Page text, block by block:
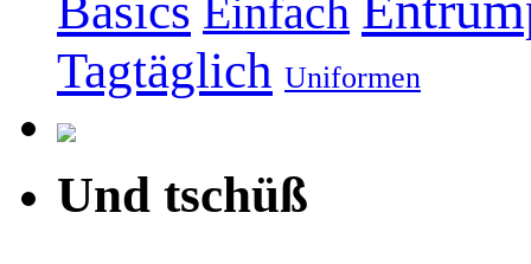
Einfach
Tagtäglich Uniformen
Und tschüß